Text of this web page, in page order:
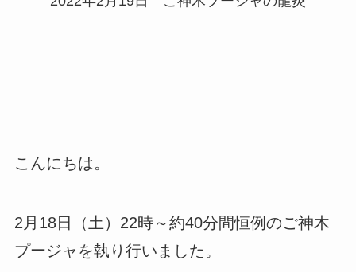
こんにちは。
2月18日（土）22時～約40分間恒例のご神木
プージャを執り行いました。